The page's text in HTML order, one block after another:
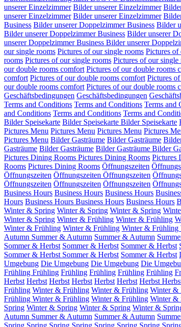
unserer Einzelzimmer Bilder unserer Einzelzimmer
unserer Einzelzimmer Bilder unserer Einzelzimmer
Business Bilder unserer Doppelzimmer Business Bilder
Bilder unserer Doppelzimmer Business Bilder unserer
unserer Doppelzimmer Business Bilder unserer
our single rooms Pictures of our single rooms Pictures of
rooms Pictures of our single rooms Pictures of our single
our double rooms comfort Pictures of our double rooms
comfort Pictures of our double rooms comfort Pictures
our double rooms comfort Pictures of our double rooms
Geschäftsbedingungen Geschäftsbedingungen
Terms and Conditions Terms and Conditions Terms and
and Conditions Terms and Conditions Terms and
Bilder Speisekarte Bilder Speisekarte Bilder Speisekarte
Pictures Menu Pictures Menu Pictures Menu Pictures
Pictures Menu Bilder Gasträume Bilder Gasträume
Gasträume Bilder Gasträume Bilder Gasträume Bilder
Pictures Dining Rooms Pictures Dining Rooms Pictures
Rooms Pictures Dining Rooms Öffnungszeiten
Öffnungszeiten Öffnungszeiten Öffnungszeiten
Öffnungszeiten Öffnungszeiten Öffnungszeiten
Business Hours Business Hours Business Hours
Hours Business Hours Business Hours Business Hours
Winter & Spring Winter & Spring Winter & Spring
Winter & Spring Winter & Frühling Winter & Frühling
Winter & Frühling Winter & Frühling Winter & Frühling
Autumn Summer & Autumn Summer & Autumn
Sommer & Herbst Sommer & Herbst Sommer & Herbst
Sommer & Herbst Sommer & Herbst Sommer & Herbst
Umgebung Die Umgebung Die Umgebung Die
Frühling Frühling Frühling Frühling Frühling Frühling
Herbst Herbst Herbst Herbst Herbst Herbst Herbst
Frühling Winter & Frühling Winter & Frühling Winter &
Frühling Winter & Frühling Winter & Frühling Winter &
Spring Winter & Spring Winter & Spring Winter &
Autumn Summer & Autumn Summer & Autumn
Spring Spring Spring Spring Spring Spring Spring